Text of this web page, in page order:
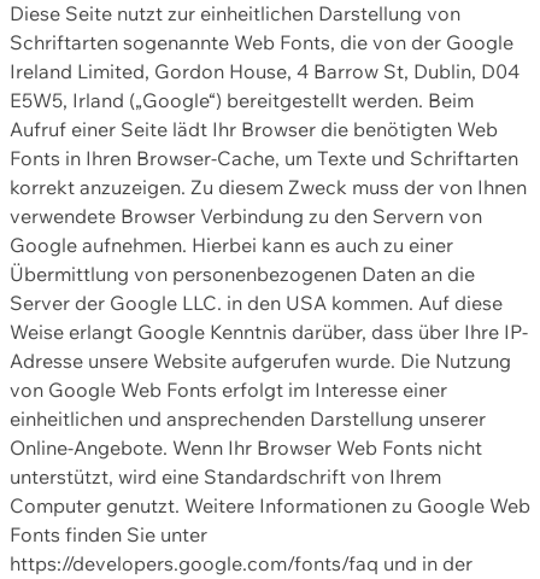
Diese Seite nutzt zur einheitlichen Darstellung von
Schriftarten sogenannte Web Fonts, die von der Google
Ireland Limited, Gordon House, 4 Barrow St, Dublin, D04
E5W5, Irland („Google“) bereitgestellt werden. Beim
Aufruf einer Seite lädt Ihr Browser die benötigten Web
Fonts in Ihren Browser-Cache, um Texte und Schriftarten
korrekt anzuzeigen. Zu diesem Zweck muss der von Ihnen
verwendete Browser Verbindung zu den Servern von
Google aufnehmen. Hierbei kann es auch zu einer
Übermittlung von personenbezogenen Daten an die
Server der Google LLC. in den USA kommen. Auf diese
Weise erlangt Google Kenntnis darüber, dass über Ihre IP-
Adresse unsere Website aufgerufen wurde. Die Nutzung
von Google Web Fonts erfolgt im Interesse einer
einheitlichen und ansprechenden Darstellung unserer
Online-Angebote. Wenn Ihr Browser Web Fonts nicht
unterstützt, wird eine Standardschrift von Ihrem
Computer genutzt. Weitere Informationen zu Google Web
Fonts finden Sie unter
https://developers.google.com/fonts/faq und in der